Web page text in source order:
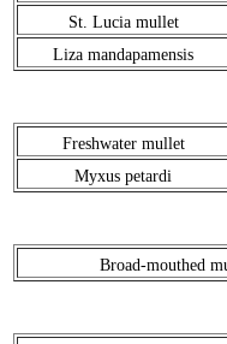
St. Lucia mullet
Liza mandapamensis
Freshwater mullet
Myxus petardi
Broad-mouthed